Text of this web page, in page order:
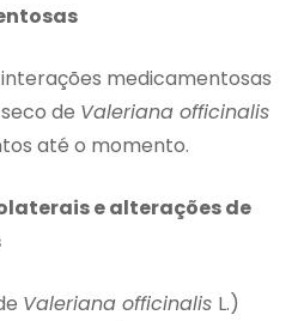
medicamentosas
de Valeriana officinalis
até o momento.
e alterações de
Valeriana officinalis L.)